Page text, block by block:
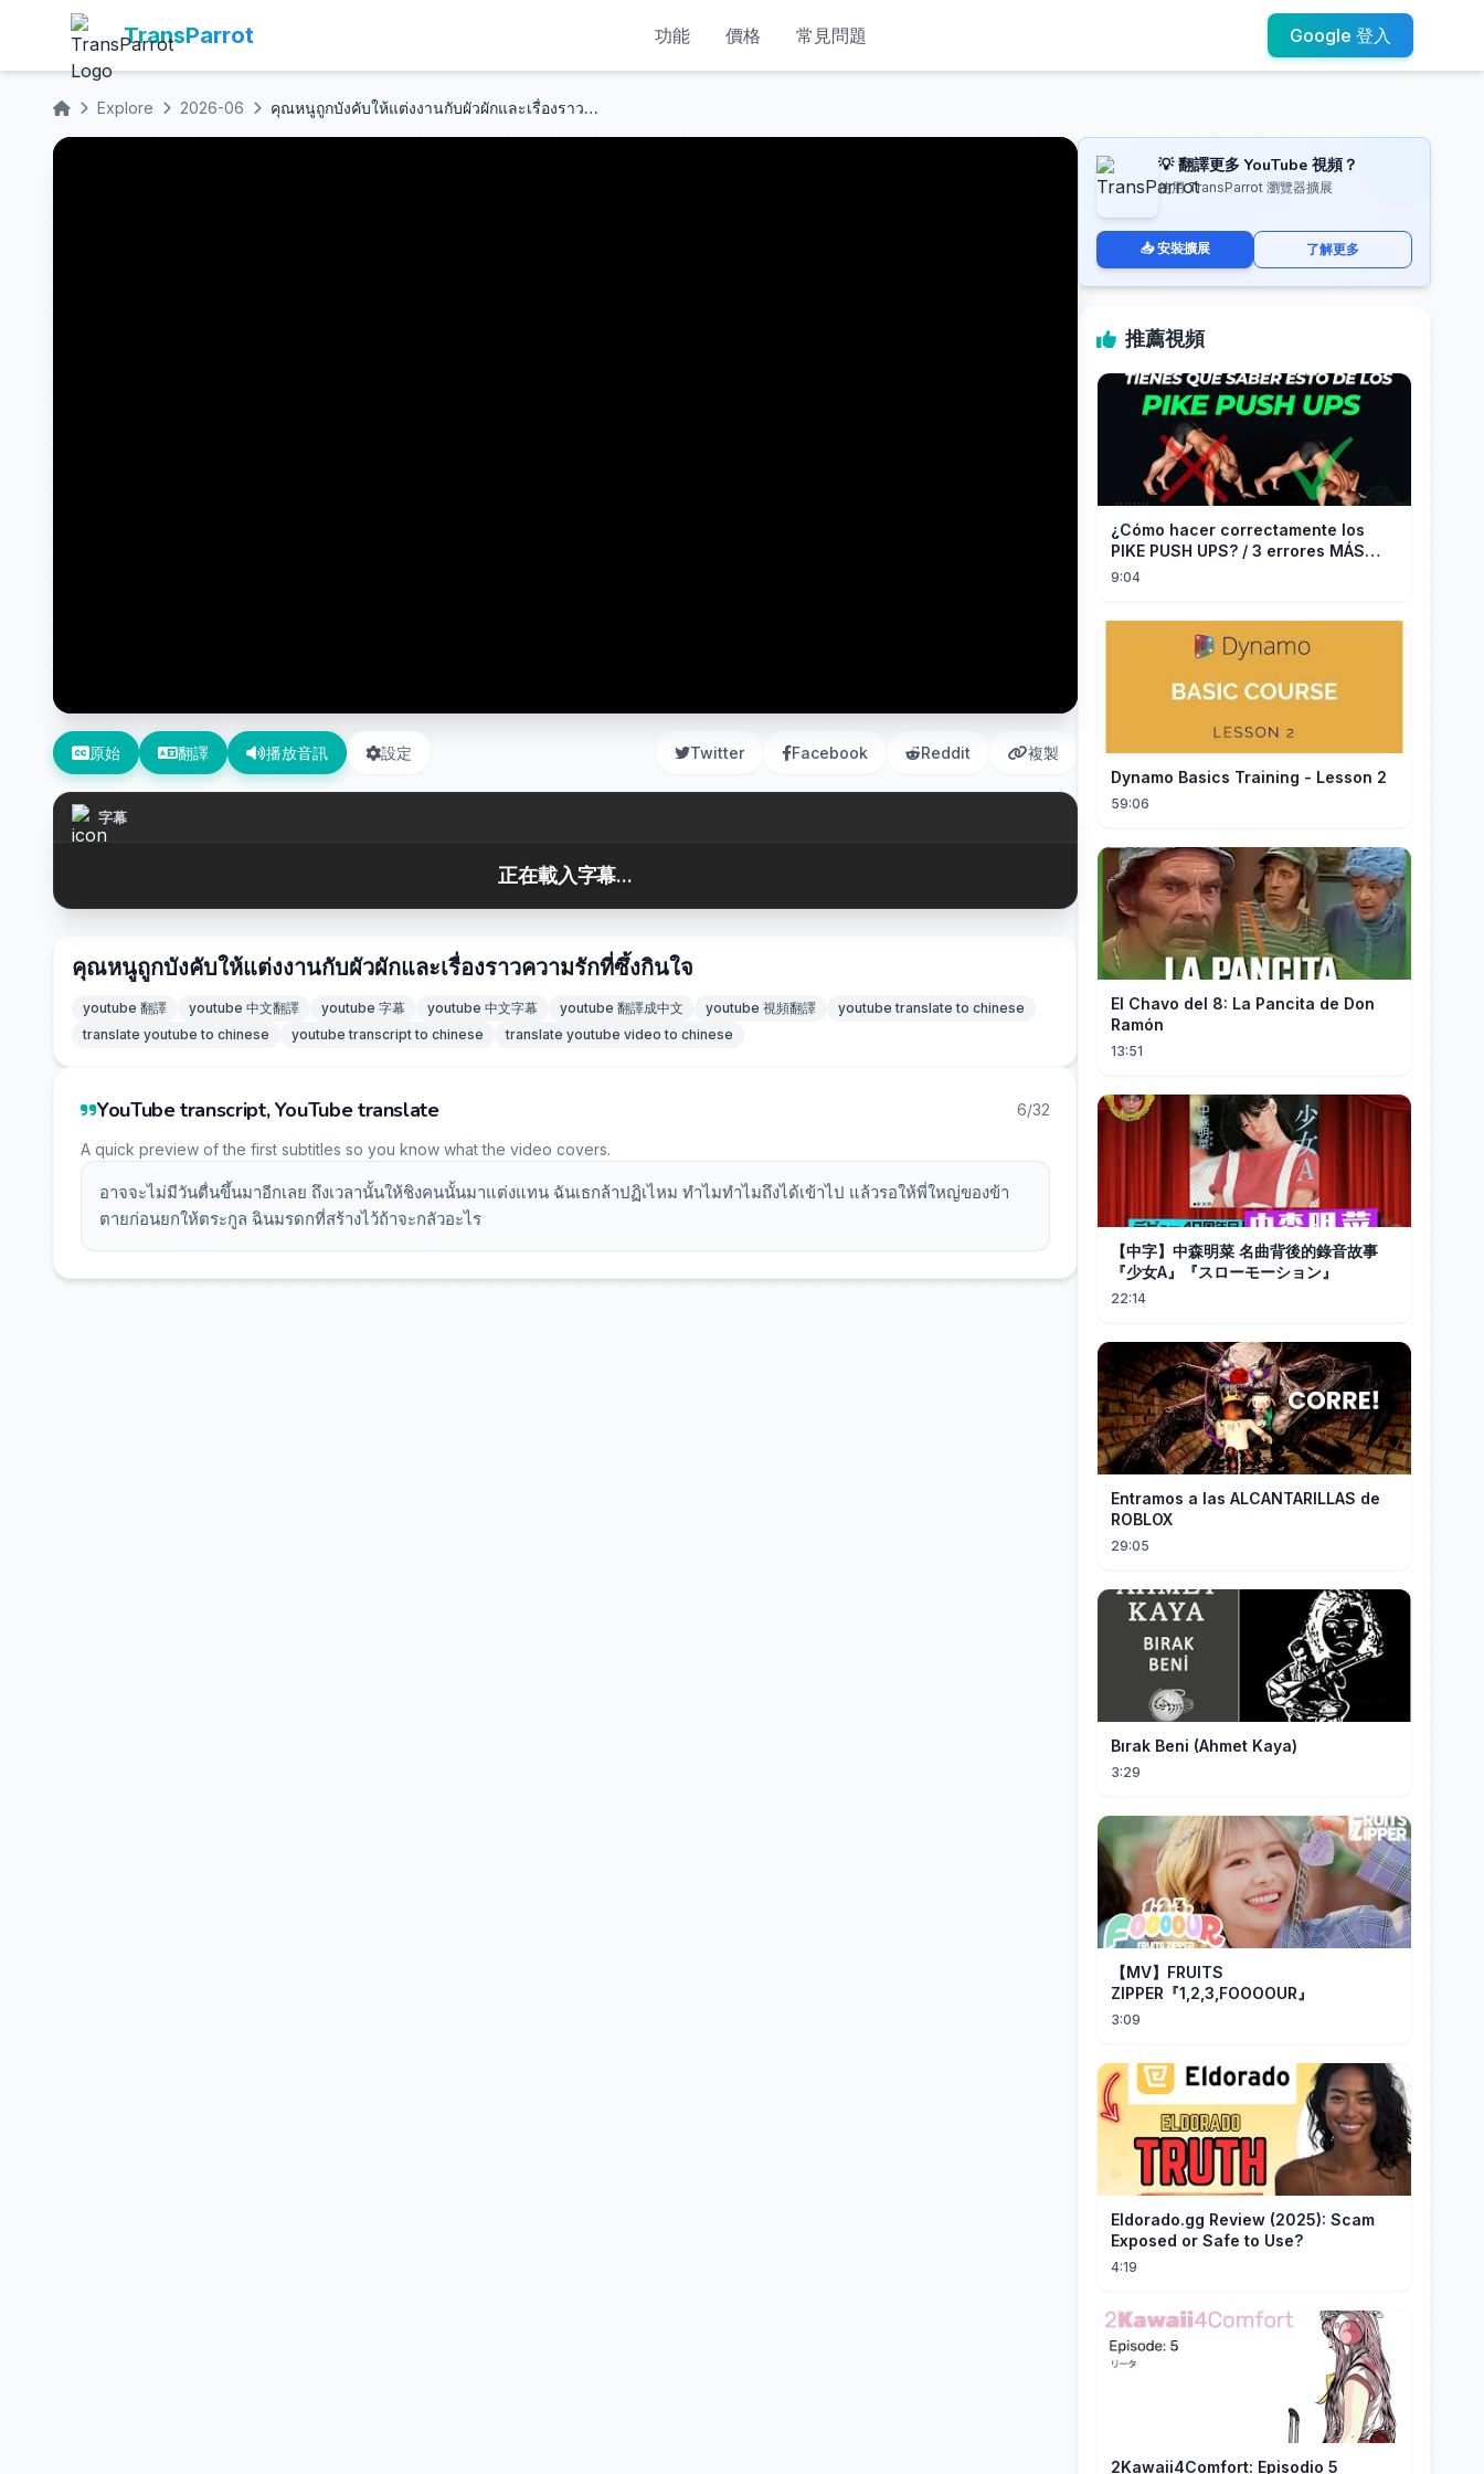
TransParrot 功能 價格 常見問題 Google 登入
Explore 2026-06 คุณหนูถูกบังคับให้แต่งงานกับผัวผักและเรื่องราวความรักที่ซึ้งกินใจ
原始 翻譯 播放音訊 設定 Twitter Facebook Reddit 複製
字幕
正在載入字幕...
คุณหนูถูกบังคับให้แต่งงานกับผัวผักและเรื่องราวความรักที่ซึ้งกินใจ
youtube 翻譯 youtube 中文翻譯 youtube 字幕 youtube 中文字幕 youtube 翻譯成中文 youtube 視頻翻譯
youtube translate to chinese
translate youtube to chinese
youtube transcript to chinese translate youtube video to chinese
YouTube transcript, YouTube translate 6/32
A quick preview of the first subtitles so you know what the video covers.
อาจจะไม่มีวันตื่นขึ้นมาอีกเลย ถึงเวลานั้นให้ชิงคนนั้นมาแต่งแทน ฉันเธกล้าปฏิเไหม ทำไมทำไมถึงได้เข้าไป แล้วรอให้พี่ใหญ่ของข้า
ตายก่อนยกให้ตระกูล ฉินมรดกที่สร้างไว้ถ้าจะกลัวอะไร
💡 翻譯更多 YouTube 視頻？
使用 TransParrot 瀏覽器擴展
📥 安裝擴展 了解更多
推薦視頻
¿Cómo hacer correctamente los
PIKE PUSH UPS? / 3 errores MÁS
9:04
Dynamo Basics Training - Lesson 2
59:06
El Chavo del 8: La Pancita de Don
Ramón
13:51
【中字】中森明菜 名曲背後的錄音故事
『少女A』『スローモーション』
22:14
Entramos a las ALCANTARILLAS de
ROBLOX
29:05
Bırak Beni (Ahmet Kaya)
3:29
【MV】FRUITS
ZIPPER『1,2,3,FOOOOUR』
3:09
Eldorado.gg Review (2025): Scam
Exposed or Safe to Use?
4:19
2Kawaii4Comfort: Episodio 5